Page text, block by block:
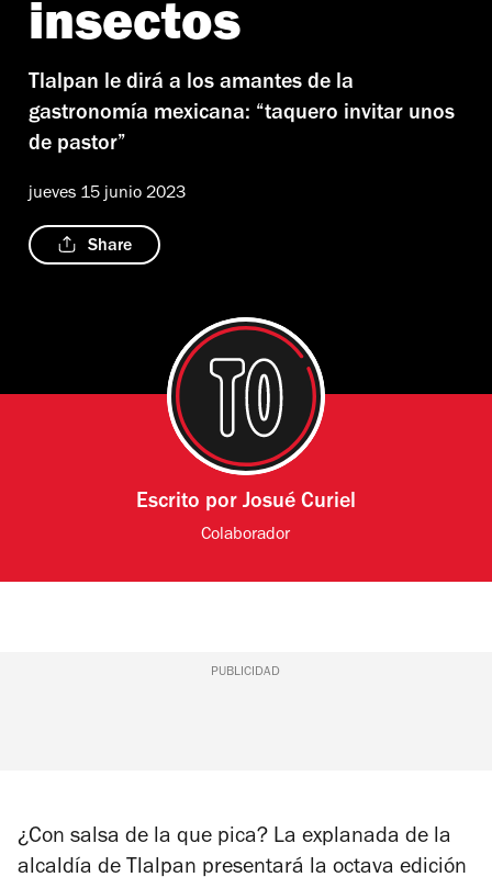
insectos
Tlalpan le dirá a los amantes de la
gastronomía mexicana: “taquero invitar unos
de pastor”
jueves 15 junio 2023
Share
Escrito por Josué Curiel
Colaborador
PUBLICIDAD
¿Con salsa de la que pica? La explanada de la
alcaldía de Tlalpan presentará la octava edición